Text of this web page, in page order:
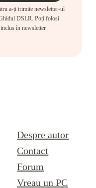
a-ți trimite newsletter-ul
DSLR. Poți folosi
în newsletter.
Despre autor
Contact
Forum
Vreau un PC